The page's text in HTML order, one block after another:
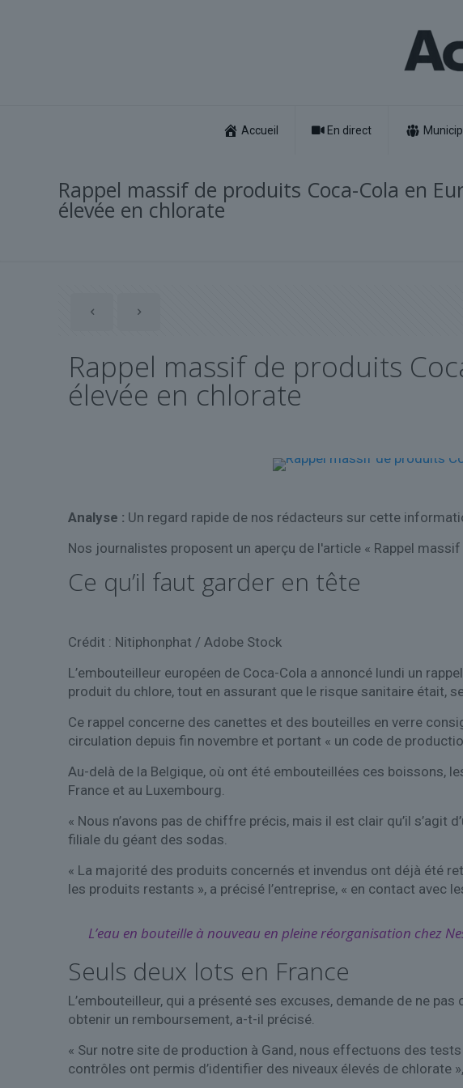
Accueil En direct
Rappel massif de produits Coca-Cola en
élevée en chlorate
Rappel massif de produits
élevée en chlorate
Analyse : Un regard rapide de nos rédacteurs sur cette
Nos journalistes proposent un aperçu de l'article « Rappel
Ce qu’il faut garder en tête
Crédit : Nitiphonphat / Adobe Stock
L’embouteilleur européen de Coca-Cola a annoncé lundi un
produit du chlore, tout en assurant que le risque sanitaire était,
Ce rappel concerne des canettes et des bouteilles en verre
circulation depuis fin novembre et portant « un code de
Au-delà de la Belgique, où ont été embouteillées ces boissons,
France et au Luxembourg.
« Nous n’avons pas de chiffre précis, mais il est clair qu’il s’agit
filiale du géant des sodas.
« La majorité des produits concernés et invendus ont déjà été
les produits restants », a précisé l’entreprise, « en contact
L’eau en bouteille à nouveau en pleine réorganisation chez
Seuls deux lots en France
L’embouteilleur, qui a présenté ses excuses, demande de ne
obtenir un remboursement, a-t-il précisé.
« Sur notre site de production à Gand, nous effectuons des
contrôles ont permis d’identifier des niveaux élevés de chlorate